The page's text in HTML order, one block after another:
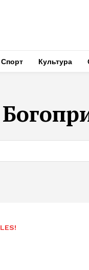
Спорт Культура